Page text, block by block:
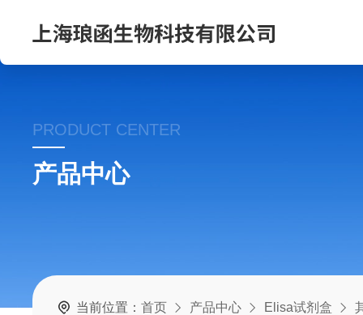
PRODUCT CENTER
产品中心
当前位置：首页 产品中心 Elisa试剂盒